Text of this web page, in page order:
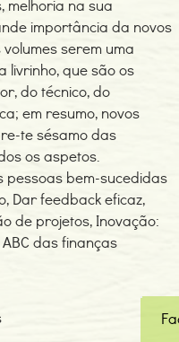
melhoria na sua
importância da novos
serem uma
livrinho, que são os
do técnico, do
em resumo, novos
te sésamo das
os aspetos.
pessoas bem-sucedidas
Dar feedback eficaz,
de projetos, Inovação:
das finanças